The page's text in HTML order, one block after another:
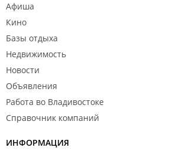
Афиша
Кино
Базы отдыха
Недвижимость
Новости
Объявления
Работа во Владивостоке
Справочник компаний
ИНФОРМАЦИЯ